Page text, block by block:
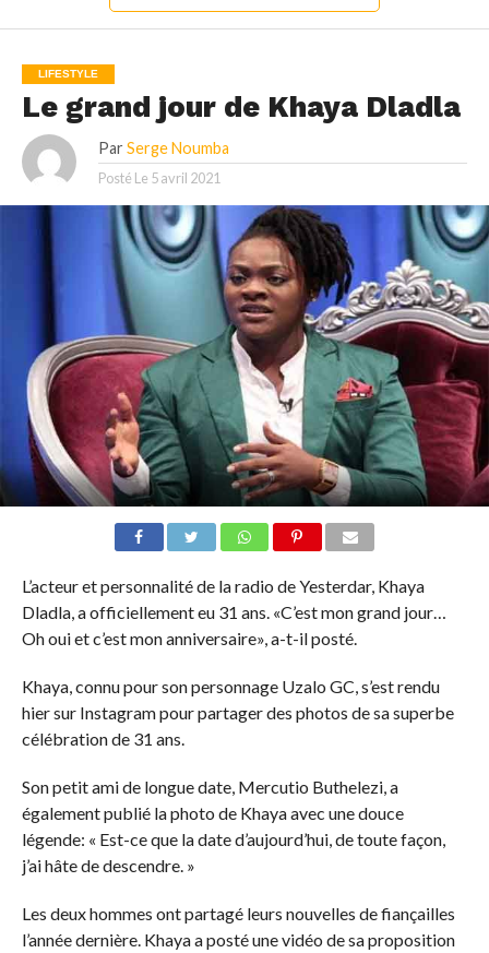
LIFESTYLE
Le grand jour de Khaya Dladla
Par Serge Noumba
Posté Le 5 avril 2021
L’acteur et personnalité de la radio de Yesterdar, Khaya
Dladla, a officiellement eu 31 ans. «C’est mon grand jour…
Oh oui et c’est mon anniversaire», a-t-il posté.
Khaya, connu pour son personnage Uzalo GC, s’est rendu
hier sur Instagram pour partager des photos de sa superbe
célébration de 31 ans.
Son petit ami de longue date, Mercutio Buthelezi, a
également publié la photo de Khaya avec une douce
légende: « Est-ce que la date d’aujourd’hui, de toute façon,
j’ai hâte de descendre. »
Les deux hommes ont partagé leurs nouvelles de fiançailles
l’année dernière. Khaya a posté une vidéo de sa proposition